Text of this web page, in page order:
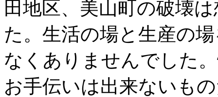
田地区、美山町の破壊
た。生活の場と生産の
なくありませんでした
お手伝いは出来ないも